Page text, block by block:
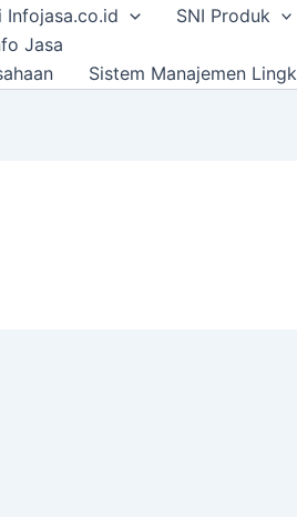
Infojasa.co.id SNI Produk
Jasa
Sistem Manajemen